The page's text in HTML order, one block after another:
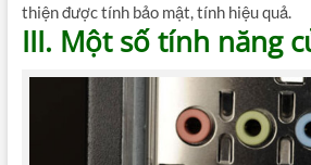
thiện được tính bảo mật, tính hiệu quả.
III. Một số tính năng